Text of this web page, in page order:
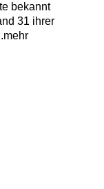
bekannt
31 ihrer